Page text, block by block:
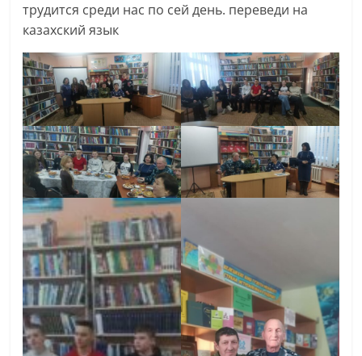
трудится среди нас по сей день. переведи на
казахский язык